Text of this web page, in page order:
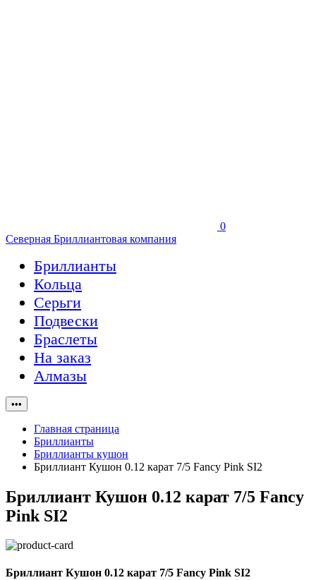
0
Северная Бриллиантовая компания
Бриллианты
Кольца
Серьги
Подвески
Браслеты
На заказ
Алмазы
•••
Главная страница
Бриллианты
Бриллианты кушон
Бриллиант Кушон 0.12 карат 7/5 Fancy Pink SI2
Бриллиант Кушон 0.12 карат 7/5 Fancy
Pink SI2
Бриллиант Кушон 0.12 карат 7/5 Fancy Pink SI2